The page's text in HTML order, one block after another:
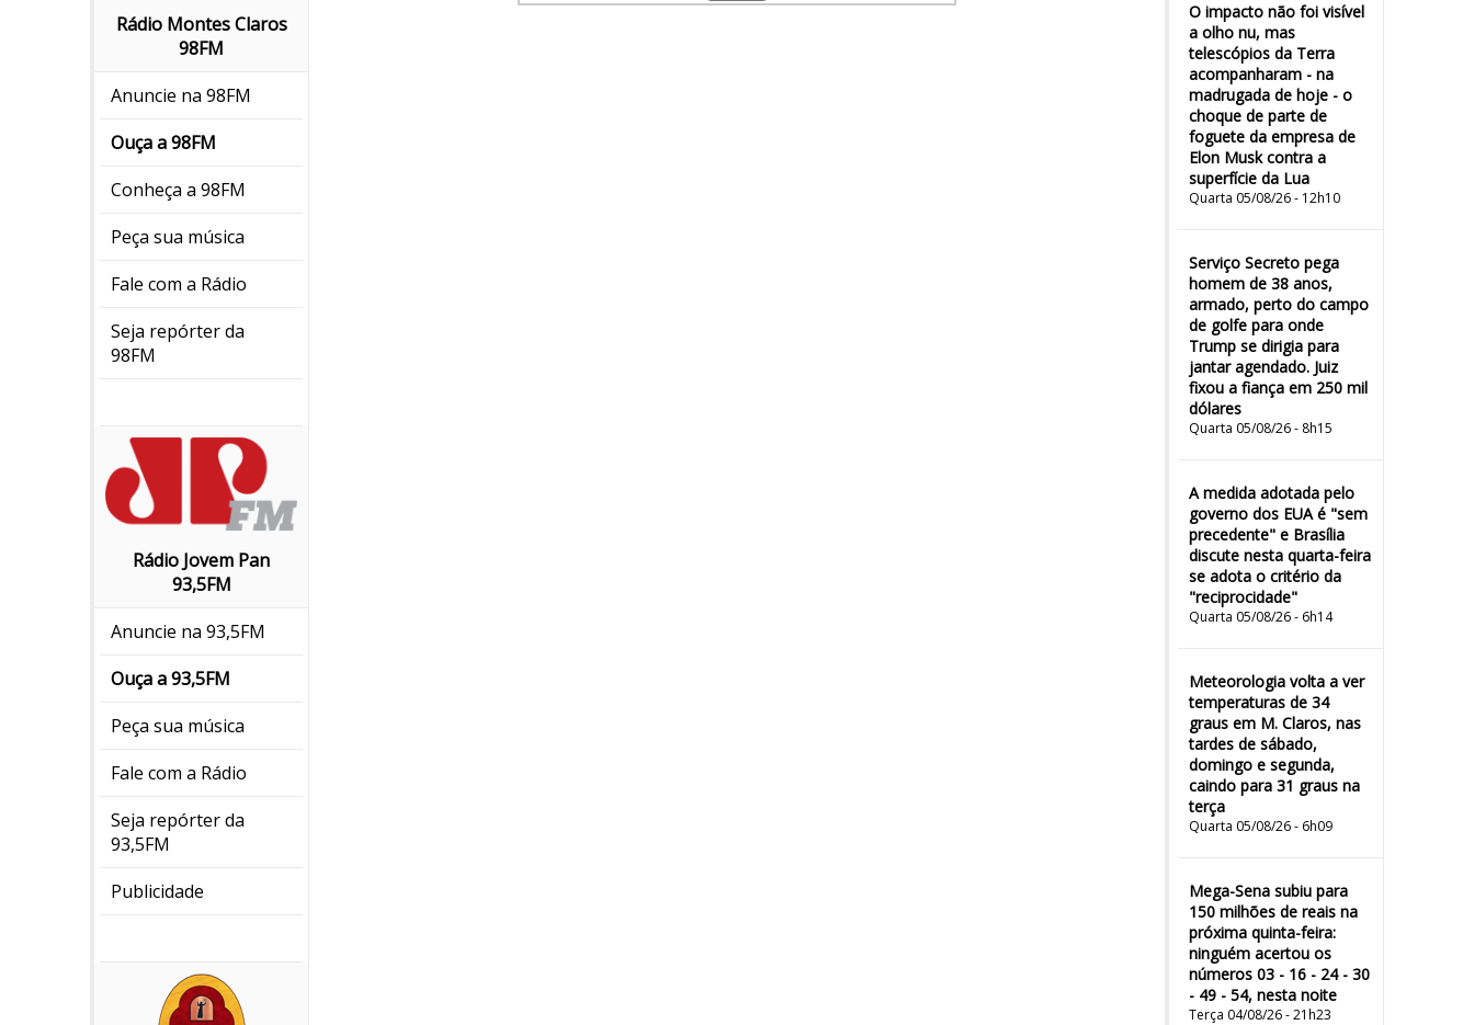
Rádio Montes Claros
98FM
Anuncie na 98FM
Ouça a 98FM
Conheça a 98FM
Peça sua música
Fale com a Rádio
Seja repórter da
98FM
Rádio Jovem Pan
93,5FM
Anuncie na 93,5FM
Ouça a 93,5FM
Peça sua música
Fale com a Rádio
Seja repórter da
93,5FM
Publicidade
O impacto não foi visível
a olho nu, mas
telescópios da Terra
acompanharam - na
madrugada de hoje - o
choque de parte de
foguete da empresa de
Elon Musk contra a
superfície da Lua
Quarta 05/08/26 - 12h10
Serviço Secreto pega
homem de 38 anos,
armado, perto do campo
de golfe para onde
Trump se dirigia para
jantar agendado. Juiz
fixou a fiança em 250 mil
dólares
Quarta 05/08/26 - 8h15
A medida adotada pelo
governo dos EUA é "sem
precedente" e Brasília
discute nesta quarta-feira
se adota o critério da
"reciprocidade"
Quarta 05/08/26 - 6h14
Meteorologia volta a ver
temperaturas de 34
graus em M. Claros, nas
tardes de sábado,
domingo e segunda,
caindo para 31 graus na
terça
Quarta 05/08/26 - 6h09
Mega-Sena subiu para
150 milhões de reais na
próxima quinta-feira:
ninguém acertou os
números 03 - 16 - 24 - 30
- 49 - 54, nesta noite
Terça 04/08/26 - 21h23